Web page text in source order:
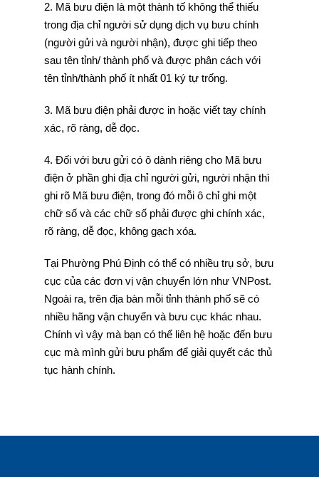
2. Mã bưu điện là một thành tố không thể thiếu
trong địa chỉ người sử dụng dịch vụ bưu chính
(người gửi và người nhận), được ghi tiếp theo
sau tên tỉnh/ thành phố và được phân cách với
tên tỉnh/thành phố ít nhất 01 ký tự trống.
3. Mã bưu điện phải được in hoặc viết tay chính
xác, rõ ràng, dễ đọc.
4. Đối với bưu gửi có ô dành riêng cho Mã bưu
điện ở phần ghi địa chỉ người gửi, người nhận thì
ghi rõ Mã bưu điện, trong đó mỗi ô chỉ ghi một
chữ số và các chữ số phải được ghi chính xác,
rõ ràng, dễ đọc, không gạch xóa.
Tại Phường Phú Định có thể có nhiều trụ sở, bưu
cục của các đơn vị vận chuyển lớn như VNPost.
Ngoài ra, trên địa bàn mỗi tỉnh thành phố sẽ có
nhiều hãng vận chuyển và bưu cục khác nhau.
Chính vì vậy mà bạn có thể liên hệ hoặc đến bưu
cục mà mình gửi bưu phẩm để giải quyết các thủ
tục hành chính.